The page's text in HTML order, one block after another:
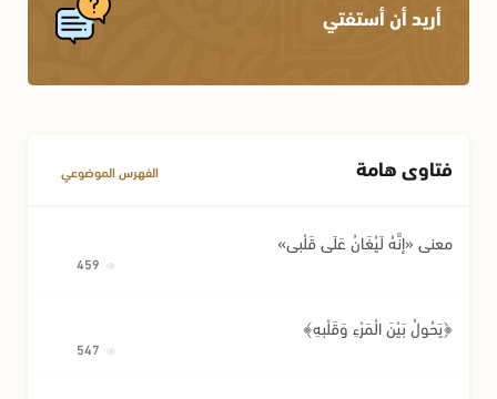
أريد أن أستفتي
فتاوى هامة الفهرس الموضوعي
معنى «إِنَّهُ لَيُغَانُ عَلَى قَلْبِي»
﴿يَحُولُ بَيْنَ الْمَرْءِ وَقَلْبِهِ﴾